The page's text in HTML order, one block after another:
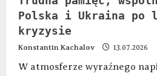
Polska i Ukraina po
kryzysie
Konstantin Kachalov 13.07.2026
W atmosferze wyraźnego